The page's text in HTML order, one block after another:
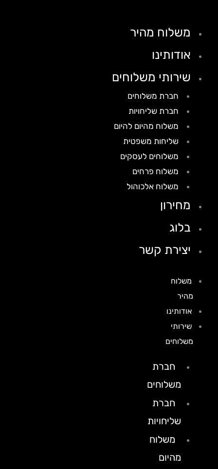
משלוח מהיר
אודותינו
שירותי משלוחים
חברת משלוחים
חברת שליחויות
משלוח מהיום להיום
שליחות משפטית
משלוחים לעסקים
משלוח פרחים
משלוח אלכוהול
מחירון
בלוג
יצירת קשר
משלוח
אודותינו
שירותי
משלוחים
חברת
משלוחים
חברת
שליחויות
משלוח
מהיום